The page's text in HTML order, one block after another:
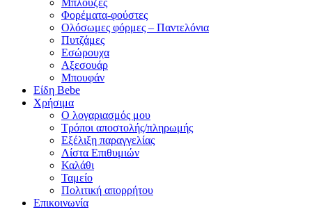
Μπλούζες
Φορέματα-φούστες
Ολόσωμες φόρμες – Παντελόνια
Πυτζάμες
Εσώρουχα
Αξεσουάρ
Μπουφάν
Είδη Bebe
Χρήσιμα
Ο λογαριασμός μου
Τρόποι αποστολής/πληρωμής
Εξέλιξη παραγγελίας
Λίστα Επιθυμιών
Καλάθι
Ταμείο
Πολιτική απορρήτου
Επικοινωνία